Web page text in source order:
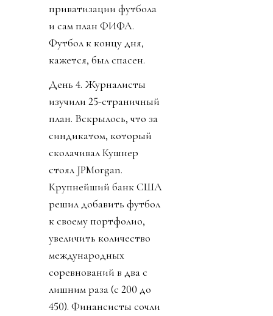
приватизации футбола
и сам план ФИФА.
Футбол к концу дня,
кажется, был спасен.
День 4. Журналисты
изучили 25-страничный
план. Вскрылось, что за
синдикатом, который
сколачивал Кушнер
стоял JPMorgan.
Крупнейший банк США
решил добавить футбол
к своему портфолио,
увеличить количество
международных
соревнований в два с
лишним раза (с 200 до
450). Финансисты сочли